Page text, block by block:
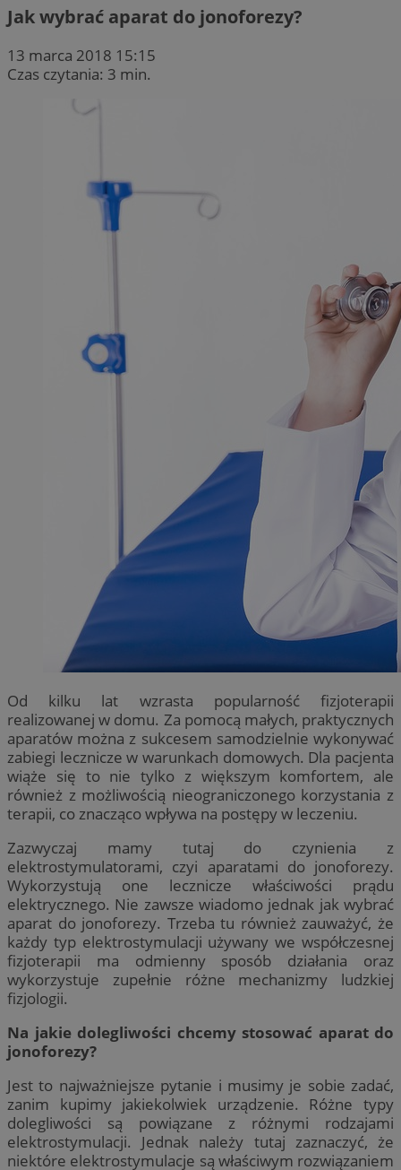
Jak wybrać aparat do jonoforezy?
13 marca 2018 15:15
Czas czytania: 3 min.
Od kilku lat wzrasta popularność fizjoterapii
realizowanej w domu. Za pomocą małych, praktycznych
aparatów można z sukcesem samodzielnie wykonywać
zabiegi lecznicze w warunkach domowych. Dla pacjenta
wiąże się to nie tylko z większym komfortem, ale
również z możliwością nieograniczonego korzystania z
terapii, co znacząco wpływa na postępy w leczeniu.
Zazwyczaj mamy tutaj do czynienia z
elektrostymulatorami, czyi aparatami do jonoforezy.
Wykorzystują one lecznicze właściwości prądu
elektrycznego. Nie zawsze wiadomo jednak jak wybrać
aparat do jonoforezy. Trzeba tu również zauważyć, że
każdy typ elektrostymulacji używany we współczesnej
fizjoterapii ma odmienny sposób działania oraz
wykorzystuje zupełnie różne mechanizmy ludzkiej
fizjologii.
Na jakie dolegliwości chcemy stosować aparat do
jonoforezy?
Jest to najważniejsze pytanie i musimy je sobie zadać,
zanim kupimy jakiekolwiek urządzenie. Różne typy
dolegliwości są powiązane z różnymi rodzajami
elektrostymulacji. Jednak należy tutaj zaznaczyć, że
niektóre elektrostymulacje są właściwym rozwiązaniem